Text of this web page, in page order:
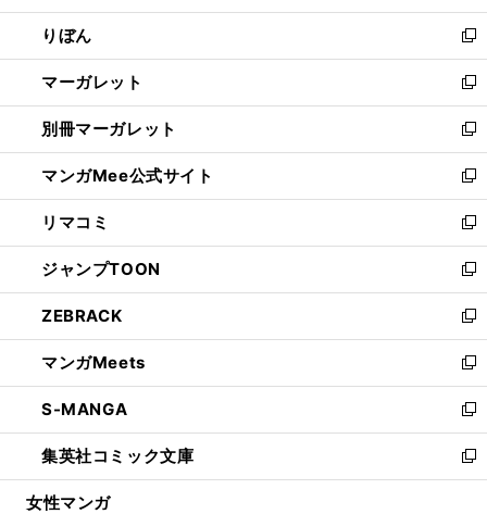
開
く
ウ
で
開
く
ン
ド
ウ
で
開
く
ウ
ィ
ン
ド
ウ
で
開
く
りぼん
新
し
い
ウ
ィ
ン
ド
ウ
で
開
く
マーガレット
新
し
い
ウ
ィ
ン
ド
ウ
で
開
く
別冊マーガレット
新
し
い
ウ
ィ
ン
ド
ウ
で
開
く
マンガMee公式サイト
新
し
い
ウ
ィ
ン
ド
ウ
で
開
く
リマコミ
新
し
い
ウ
ィ
ン
ド
ウ
で
開
く
ジャンプTOON
新
し
い
ウ
ィ
ン
ド
ウ
で
開
ZEBRACK
新
し
い
ウ
ィ
ン
ド
ウ
マンガMeets
新
し
い
ウ
ィ
ン
S-MANGA
新
し
い
ウ
集英社コミック文庫
新
し
女性マンガ